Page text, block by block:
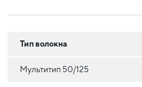
Тип волокна
Мультитип 50/125